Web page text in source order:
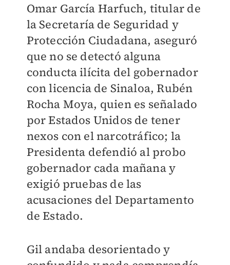
Omar García Harfuch, titular de
la Secretaría de Seguridad y
Protección Ciudadana, aseguró
que no se detectó alguna
conducta ilícita del gobernador
con licencia de Sinaloa, Rubén
Rocha Moya, quien es señalado
por Estados Unidos de tener
nexos con el narcotráfico; la
Presidenta defendió al probo
gobernador cada mañana y
exigió pruebas de las
acusaciones del Departamento
de Estado.
Gil andaba desorientado y